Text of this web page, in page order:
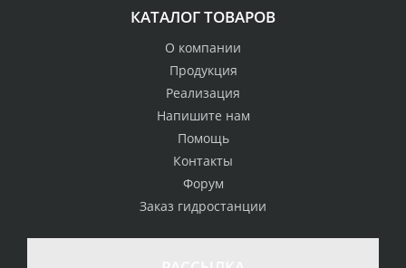
КАТАЛОГ ТОВАРОВ
О компании
Продукция
Реализация
Напишите нам
Помощь
Контакты
Форум
Заказ гидростанции